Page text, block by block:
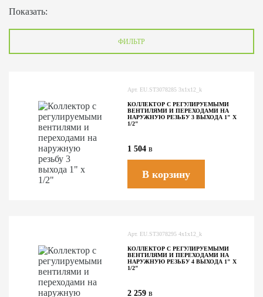
Показать:
ФИЛЬТР
Арт. EU.ST3078285 3x1x12_k
КОЛЛЕКТОР С РЕГУЛИРУЕМЫМИ
ВЕНТИЛЯМИ И ПЕРЕХОДАМИ НА
НАРУЖНУЮ РЕЗЬБУ 3 ВЫХОДА 1" X
1/2"
1 504 в
В корзину
Арт. EU.ST3078295 4x1x12_k
КОЛЛЕКТОР С РЕГУЛИРУЕМЫМИ
ВЕНТИЛЯМИ И ПЕРЕХОДАМИ НА
НАРУЖНУЮ РЕЗЬБУ 4 ВЫХОДА 1" X
1/2"
2 259 в